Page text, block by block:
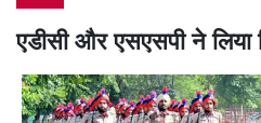
एडीसी और एसएसपी ने लिया